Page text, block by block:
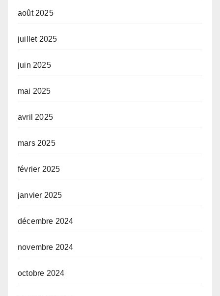
août 2025
juillet 2025
juin 2025
mai 2025
avril 2025
mars 2025
février 2025
janvier 2025
décembre 2024
novembre 2024
octobre 2024